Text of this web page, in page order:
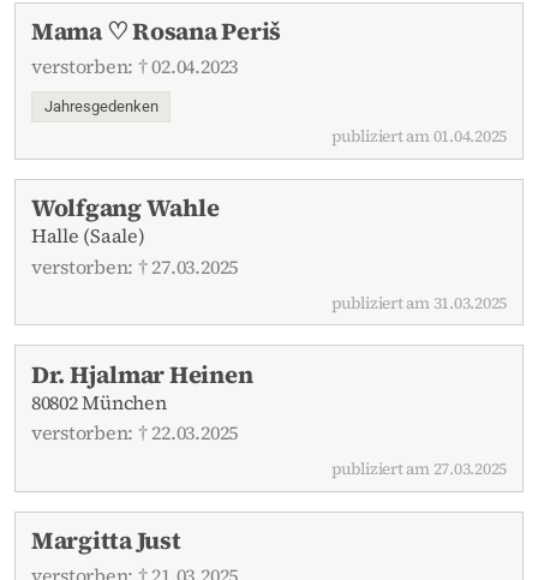
Mama ♡ Rosana Periš
verstorben: † 02.04.2023
Jahresgedenken
publiziert am 01.04.2025
Wolfgang Wahle
Halle (Saale)
verstorben: † 27.03.2025
publiziert am 31.03.2025
Dr. Hjalmar Heinen
80802 München
verstorben: † 22.03.2025
publiziert am 27.03.2025
Margitta Just